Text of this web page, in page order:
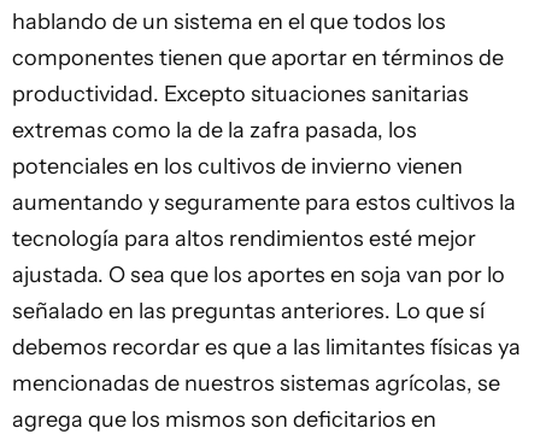
hablando de un sistema en el que todos los
componentes tienen que aportar en términos de
productividad. Excepto situaciones sanitarias
extremas como la de la zafra pasada, los
potenciales en los cultivos de invierno vienen
aumentando y seguramente para estos cultivos la
tecnología para altos rendimientos esté mejor
ajustada. O sea que los aportes en soja van por lo
señalado en las preguntas anteriores. Lo que sí
debemos recordar es que a las limitantes físicas ya
mencionadas de nuestros sistemas agrícolas, se
agrega que los mismos son deficitarios en